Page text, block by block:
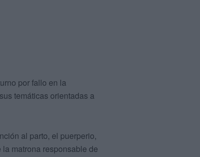
por fallo en la
temáticas orientadas a
al parto, el puerperio,
matrona responsable de